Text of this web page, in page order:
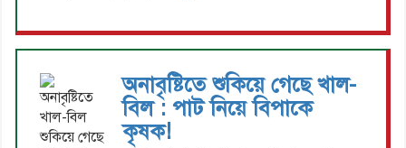
অনাবৃষ্টিতে শুকিয়ে গেছে খাল-
বিল : পাট নিয়ে বিপাকে
কৃষক!